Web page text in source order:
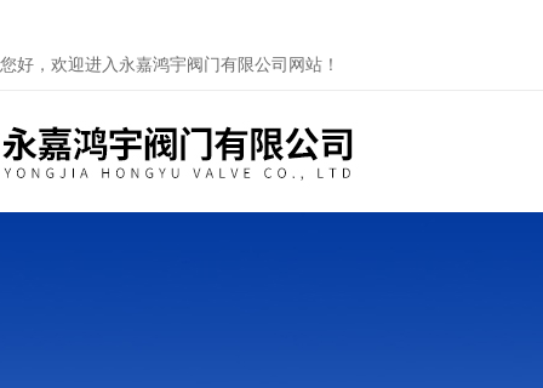
您好，欢迎进入永嘉鸿宇阀门有限公司网站！